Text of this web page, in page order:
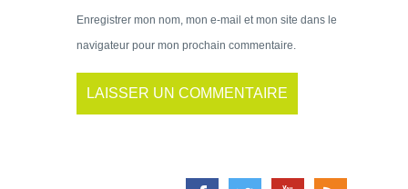
Enregistrer mon nom, mon e-mail et mon site dans le
navigateur pour mon prochain commentaire.